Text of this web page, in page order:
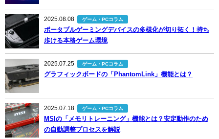
2025.08.08 ゲーム・PCコラム
ポータブルゲーミングデバイスの多様化が切り拓く！持ち
歩ける本格ゲーム環境
2025.07.25 ゲーム・PCコラム
グラフィックボードの「PhantomLink」機能とは？
2025.07.18 ゲーム・PCコラム
MSIの「メモリトレーニング」機能とは？安定動作のため
の自動調整プロセスを解説